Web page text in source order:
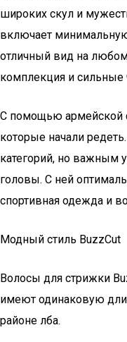
широких скул и
включает
отличный вид на
комплекция и сильные
С помощью армейской
которые начали
категорий, но важным
головы. С ней
спортивная одежда и
Модный стиль BuzzCut
Волосы для стрижки
имеют одинаковую
районе лба.